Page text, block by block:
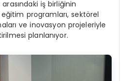
iş birliğinin
programları, sektörel
ve inovasyon projeleriyle
planlanıyor.